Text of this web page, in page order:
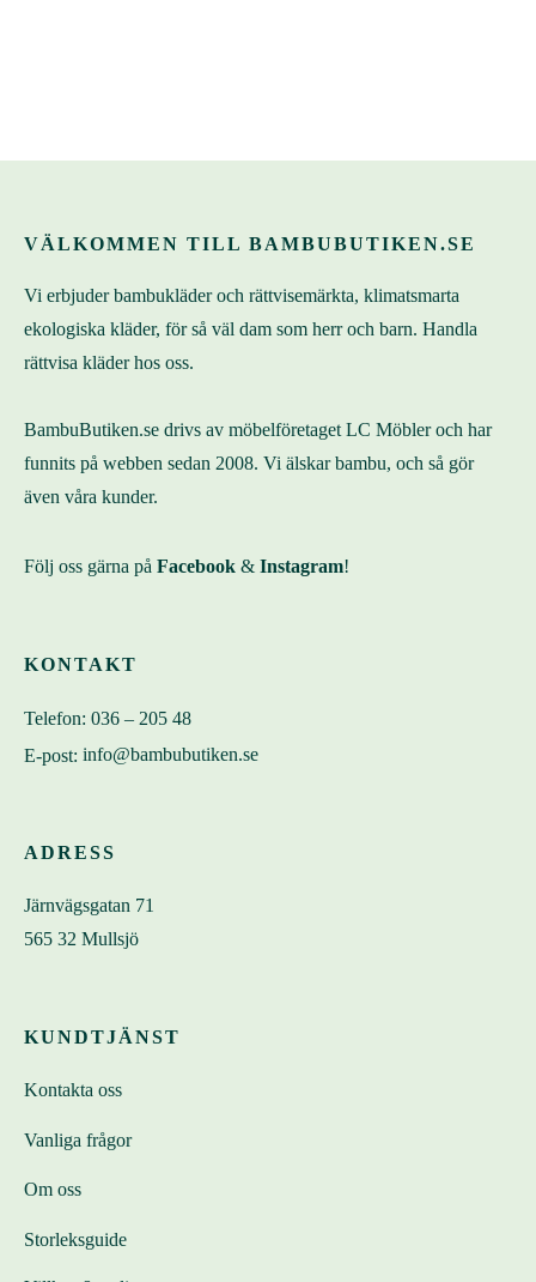
VÄLKOMMEN TILL BAMBUBUTIKEN.SE
Vi erbjuder bambukläder och rättvisemärkta, klimatsmarta
ekologiska kläder, för så väl dam som herr och barn. Handla
rättvisa kläder hos oss.
BambuButiken.se drivs av möbelföretaget LC Möbler och har
funnits på webben sedan 2008. Vi älskar bambu, och så gör
även våra kunder.
Följ oss gärna på Facebook & Instagram!
KONTAKT
Telefon: 036 – 205 48
E-post: info@bambubutiken.se
ADRESS
Järnvägsgatan 71
565 32 Mullsjö
KUNDTJÄNST
Kontakta oss
Vanliga frågor
Om oss
Storleksguide